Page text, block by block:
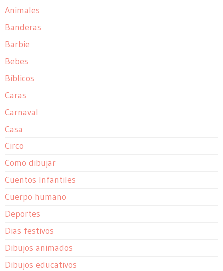
Animales
Banderas
Barbie
Bebes
Bíblicos
Caras
Carnaval
Casa
Circo
Como dibujar
Cuentos Infantiles
Cuerpo humano
Deportes
Dias festivos
Dibujos animados
Dibujos educativos